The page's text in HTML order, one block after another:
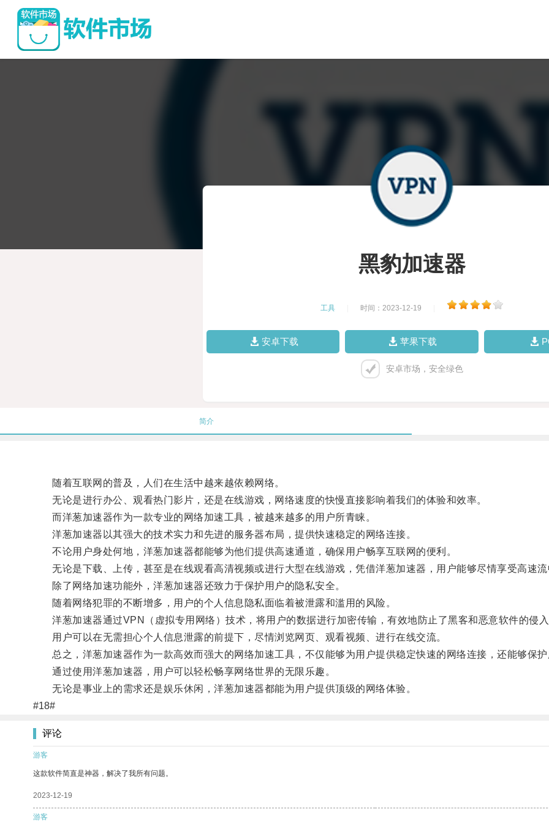
黑豹加速器
工具 时间：2023-12-19
安卓下载 苹果下载
安卓市场，安全绿色
简介
随着互联网的普及，人们在生活中越来越依赖网络。
无论是进行办公、观看热门影片，还是在线游戏，网络速度的快慢直接影响着我们的体验和效率。
而洋葱加速器作为一款专业的网络加速工具，被越来越多的用户所青睐。
洋葱加速器以其强大的技术实力和先进的服务器布局，提供快速稳定的网络连接。
不论用户身处何地，洋葱加速器都能够为他们提供高速通道，确保用户畅享互联网的便利。
无论是下载、上传，甚至是在线观看高清视频或进行大型在线游戏，凭借洋葱加速器，用户能够尽情享受高速流
除了网络加速功能外，洋葱加速器还致力于保护用户的隐私安全。
随着网络犯罪的不断增多，用户的个人信息隐私面临着被泄露和滥用的风险。
洋葱加速器通过VPN（虚拟专用网络）技术，将用户的数据进行加密传输，有效地防止了黑客和恶意软件的侵入
用户可以在无需担心个人信息泄露的前提下，尽情浏览网页、观看视频、进行在线交流。
总之，洋葱加速器作为一款高效而强大的网络加速工具，不仅能够为用户提供稳定快速的网络连接，还能够保护
通过使用洋葱加速器，用户可以轻松畅享网络世界的无限乐趣。
无论是事业上的需求还是娱乐休闲，洋葱加速器都能为用户提供顶级的网络体验。
#18#
评论
游客
这款软件简直是神器，解决了我所有问题。
2023-12-19
游客